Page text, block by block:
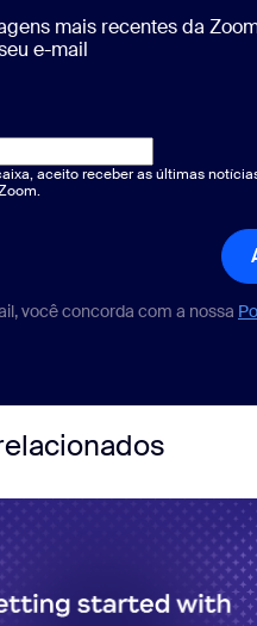
mais recentes da
e-mail
resposta única*
aceito receber as últimas
você concorda com a nossa